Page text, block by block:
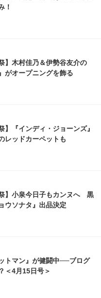
！
】木村佳乃＆伊勢谷友介の
がオープニングを飾る
】『インディ・ジョーンズ』
レッドカーペットも
】小泉今日子もカンヌへ 黒
ウソナタ』出品決定
トマン』が健闘中──ブログ
＜4月15日号＞